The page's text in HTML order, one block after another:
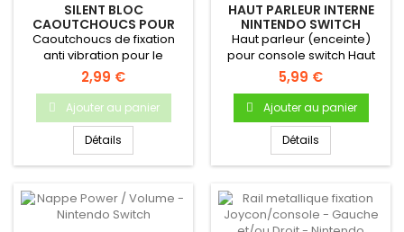
SILENT BLOC
CAOUTCHOUCS POUR
VENTILATEUR SWITCH
Caoutchoucs de fixation
anti vibration pour le
ventilateur de la Nintendo
Switch
2,99 €
Ajouter au panier
Détails
HAUT PARLEUR INTERNE
NINTENDO SWITCH
Haut parleur (enceinte)
pour console switch Haut
parleur interne Pour
console...
5,99 €
Ajouter au panier
Détails